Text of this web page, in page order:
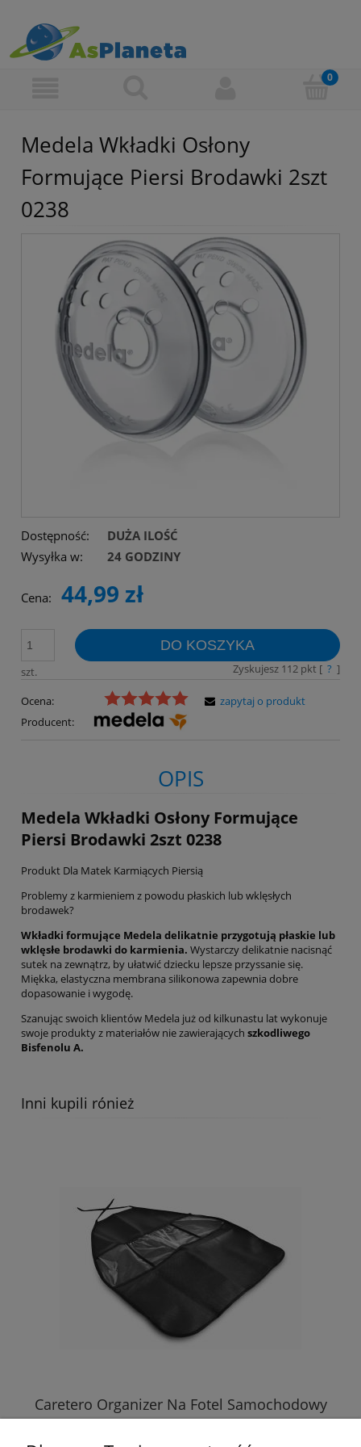
Medela Wkładki Osłony
Formujące Piersi Brodawki 2szt
0238
Dostępność:
DUŻA ILOŚĆ
Wysyłka w:
24 GODZINY
Cena: 44,99 zł
szt.
DO KOSZYKA
Zyskujesz 112pkt [ ? ]
Ocena:
Producent:
zapytaj o produkt
OPIS
Medela Wkładki Osłony Formujące
Piersi Brodawki 2szt 0238
Produkt Dla Matek Karmiących Piersią
Problemy z karmieniem z powodu płaskich lub wklęsłych
brodawek?
Wkładki formujące Medela delikatnie przygotują płaskie lub
wklęsłe brodawki do karmienia. Wystarczy delikatnie nacisnąć
sutek na zewnątrz, by ułatwić dziecku lepsze przyssanie się.
Miękka, elastyczna membrana silikonowa zapewnia dobre
dopasowanie i wygodę.
Szanując swoich klientów Medela już od kilkunastu lat wykonuje
swoje produkty z materiałów nie zawierających szkodliwego
Bisfenolu A.
Inni kupili rónież
Caretero Organizer Na Fotel Samochodowy